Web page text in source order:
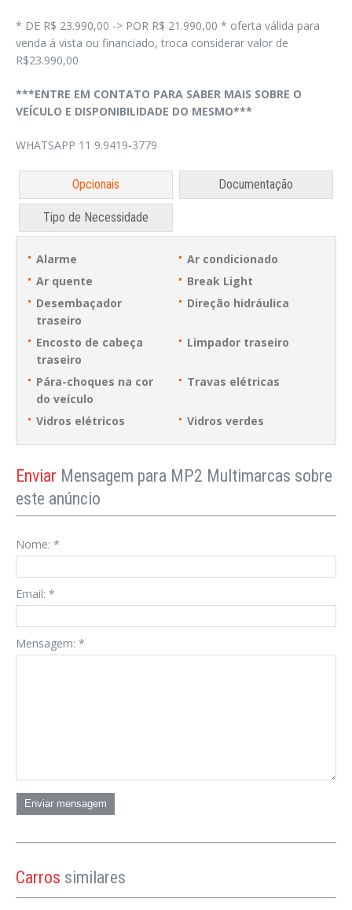
* DE R$ 23.990,00 -> POR R$ 21.990,00 * oferta válida para
venda á vista ou financiado, troca considerar valor de
R$23.990,00
***ENTRE EM CONTATO PARA SABER MAIS SOBRE O
VEÍCULO E DISPONIBILIDADE DO MESMO***
WHATSAPP 11 9.9419-3779
Opcionais Documentação
Tipo de Necessidade
Alarme
Ar condicionado
Ar quente
Break Light
Desembaçador
traseiro
Direção hidráulica
Encosto de cabeça
traseiro
Limpador traseiro
Pára-choques na cor
do veículo
Travas elétricas
Vidros elétricos Vidros verdes
Enviar Mensagem para MP2 Multimarcas sobre
este anúncio
Nome: *
Email: *
Mensagem: *
Enviar mensagem
Carros similares